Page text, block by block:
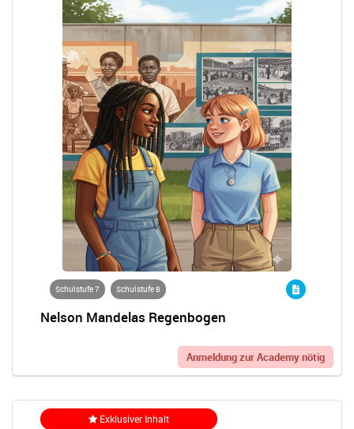
Schulstufe 7 Schulstufe 8
Nelson Mandelas Regenbogen
Anmeldung zur Academy nötig
Exklusiver Inhalt